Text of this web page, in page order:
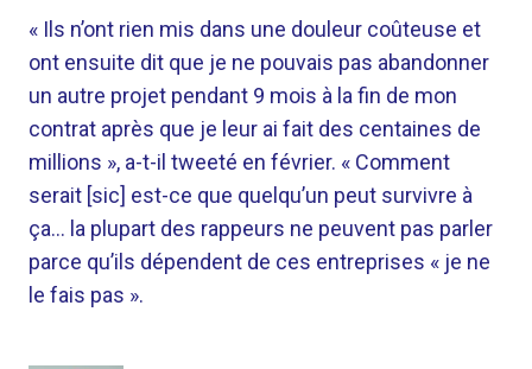
« Ils n’ont rien mis dans une douleur coûteuse et
ont ensuite dit que je ne pouvais pas abandonner
un autre projet pendant 9 mois à la fin de mon
contrat après que je leur ai fait des centaines de
millions », a-t-il tweeté en février. « Comment
serait [sic] est-ce que quelqu’un peut survivre à
ça… la plupart des rappeurs ne peuvent pas parler
parce qu’ils dépendent de ces entreprises « je ne
le fais pas ».